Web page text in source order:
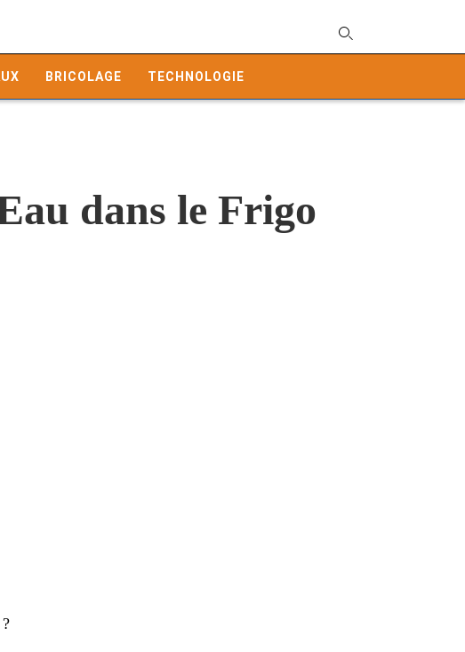
BRICOLAGE TECHNOLOGIE
dans le Frigo